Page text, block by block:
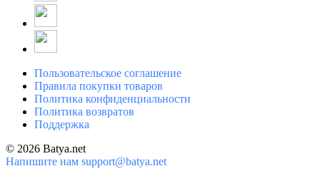
Пользовательское соглашение
Правила покупки товаров
Политика конфиденциальности
Политика возвратов
Поддержка
© 2026 Batya.net
Напишите нам support@batya.net